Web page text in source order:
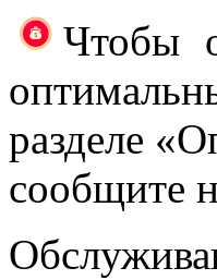
Чтобы
разделе
сообщите